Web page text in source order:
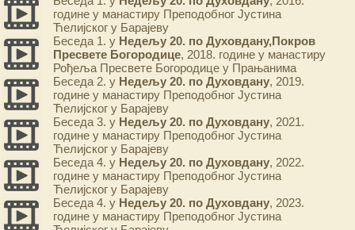
године у манастиру Преподобног Јустина
Ћелијског у Барајеву
Беседа 1. у Недељу 20. по Духовдану,Покров
Пресвете Богородице, 2018. године у манастиру
Рођеља Пресвете Богородице у Прањанима
Беседа 2. у Недељу 20. по Духовдану, 2019.
године у манастиру Преподобног Јустина
Ћелијског у Барајеву
Беседа 3. у Недељу 20. по Духовдану, 2021.
године у манастиру Преподобног Јустина
Ћелијског у Барајеву
Беседа 4. у Недељу 20. по Духовдану, 2022.
године у манастиру Преподобног Јустина
Ћелијског у Барајеву
Беседа 4. у Недељу 20. по Духовдану, 2023.
године у манастиру Преподобног Јустина